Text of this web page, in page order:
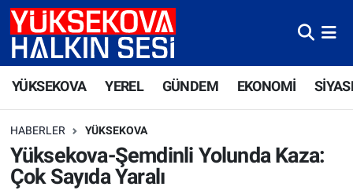
YÜKSEKOVA YEREL GÜNDEM EKONOMİ
HABERLER YÜKSEKOVA
Yüksekova-Şemdinli Yolunda Kaza:
Çok Sayıda Yaralı
Yüksekova Nöbetçi Eczaneler
Yüksekova Trafik Yoğunluk Haritası
Süper Lig Puan Durumu ve Fikstür